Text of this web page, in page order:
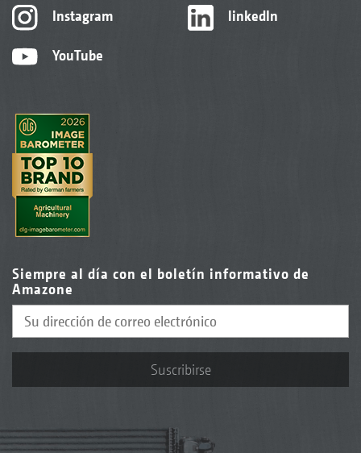
Instagram
YouTube
linkedIn
Siempre al día con el boletín informativo de
Amazone
Suscribirse